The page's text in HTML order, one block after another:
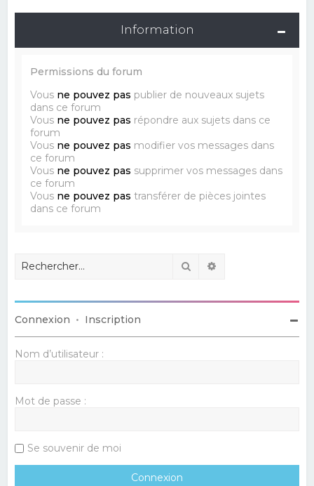
Information
Permissions du forum
Vous ne pouvez pas publier de nouveaux sujets
dans ce forum
Vous ne pouvez pas répondre aux sujets dans ce
forum
Vous ne pouvez pas modifier vos messages dans
ce forum
Vous ne pouvez pas supprimer vos messages dans
ce forum
Vous ne pouvez pas transférer de pièces jointes
dans ce forum
Rechercher
Connexion • Inscription
Nom d’utilisateur :
Mot de passe :
Se souvenir de moi